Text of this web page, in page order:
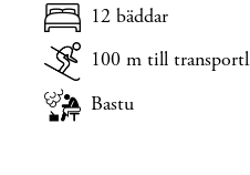
hög standard.
12 bäddar
100 m till
Bastu